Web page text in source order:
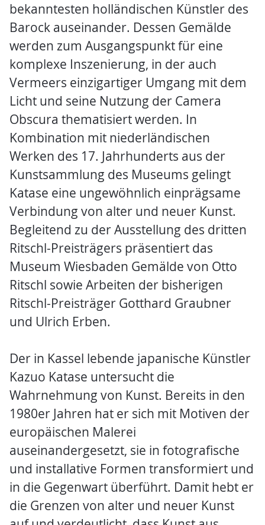
bekanntesten holländischen Künstler des
Barock auseinander. Dessen Gemälde
werden zum Ausgangspunkt für eine
komplexe Inszenierung, in der auch
Vermeers einzigartiger Umgang mit dem
Licht und seine Nutzung der Camera
Obscura thematisiert werden. In
Kombination mit niederländischen
Werken des 17. Jahrhunderts aus der
Kunstsammlung des Museums gelingt
Katase eine ungewöhnlich einprägsame
Verbindung von alter und neuer Kunst.
Begleitend zu der Ausstellung des dritten
Ritschl-Preisträgers präsentiert das
Museum Wiesbaden Gemälde von Otto
Ritschl sowie Arbeiten der bisherigen
Ritschl-Preisträger Gotthard Graubner
und Ulrich Erben.
Der in Kassel lebende japanische Künstler
Kazuo Katase untersucht die
Wahrnehmung von Kunst. Bereits in den
1980er Jahren hat er sich mit Motiven der
europäischen Malerei
auseinandergesetzt, sie in fotografische
und installative Formen transformiert und
in die Gegenwart überführt. Damit hebt er
die Grenzen von alter und neuer Kunst